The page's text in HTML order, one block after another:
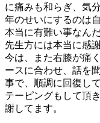
に痛みも和らぎ、気
年のせいにするのは
本当に有難い事なん
先生方には本当に感謝
今は、また右膝が痛
ースに合わせ、話を
事で、順調に回復し
テーピングもして頂
謝してます。